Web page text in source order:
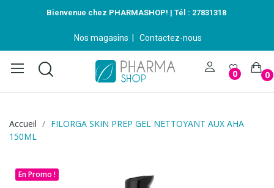
Bienvenue chez PHARMASHOP! | Tél : 27831318
Nos magasins Contactez-nous
0 0
Accueil
FILORGA SKIN PREP GEL NETTOYANT AUX AHA
150ML
En Promo !